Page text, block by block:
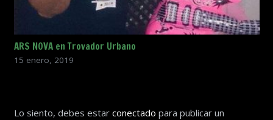
ARS NOVA en Trovador Urbano
15 enero, 2019
Lo siento, debes estar conectado para publicar un